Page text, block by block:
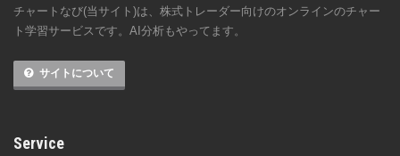
チャートなび(当サイト)は、株式トレーダー向けのオンラインのチャー
ト学習サービスです。AI分析もやってます。
サイトについて
Service